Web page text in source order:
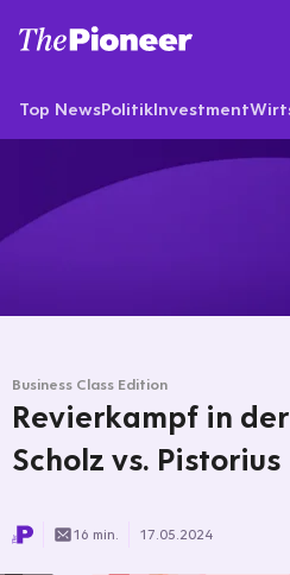
Top NewsPolitikInvestment
Business Class Edition
Revierkampf in
Scholz vs. Pistorius
16 min. 17.05.2024